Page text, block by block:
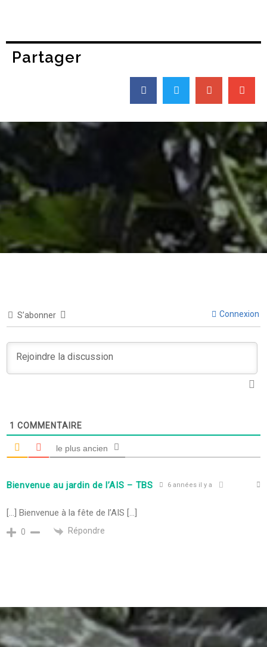
Partager
S’abonner Connexion
1 COMMENTAIRE
le plus ancien
Bienvenue au jardin de l’AIS – TBS 6 années il y a
[…] Bienvenue à la fête de l’AIS […]
0 Répondre